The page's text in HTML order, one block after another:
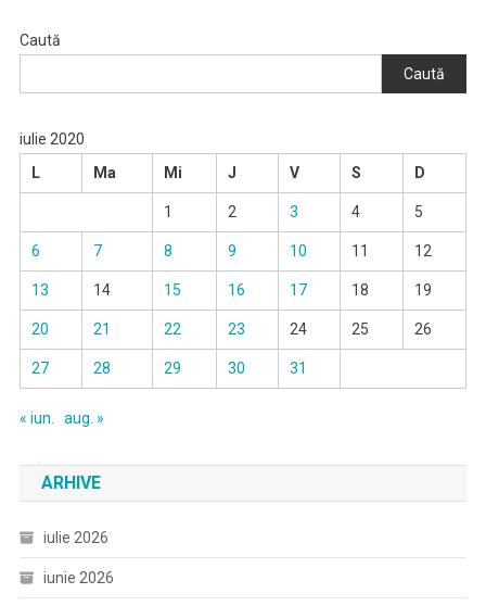
Caută
Caută
iulie 2020
L
Ma Mi J V S D
1 2 3 4 5
6 7 8 9 10 11 12
13 14 15 16 17 18 19
20 21 22 23 24 25 26
27 28 29 30 31
« iun. aug. »
ARHIVE
iulie 2026
iunie 2026